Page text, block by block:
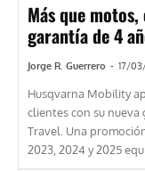
Más que
garantía de 4
Jorge R. Guerrero - 17/
Husqvarna Mobility
clientes con su nueva
Travel. Una
2023, 2024 y 2025